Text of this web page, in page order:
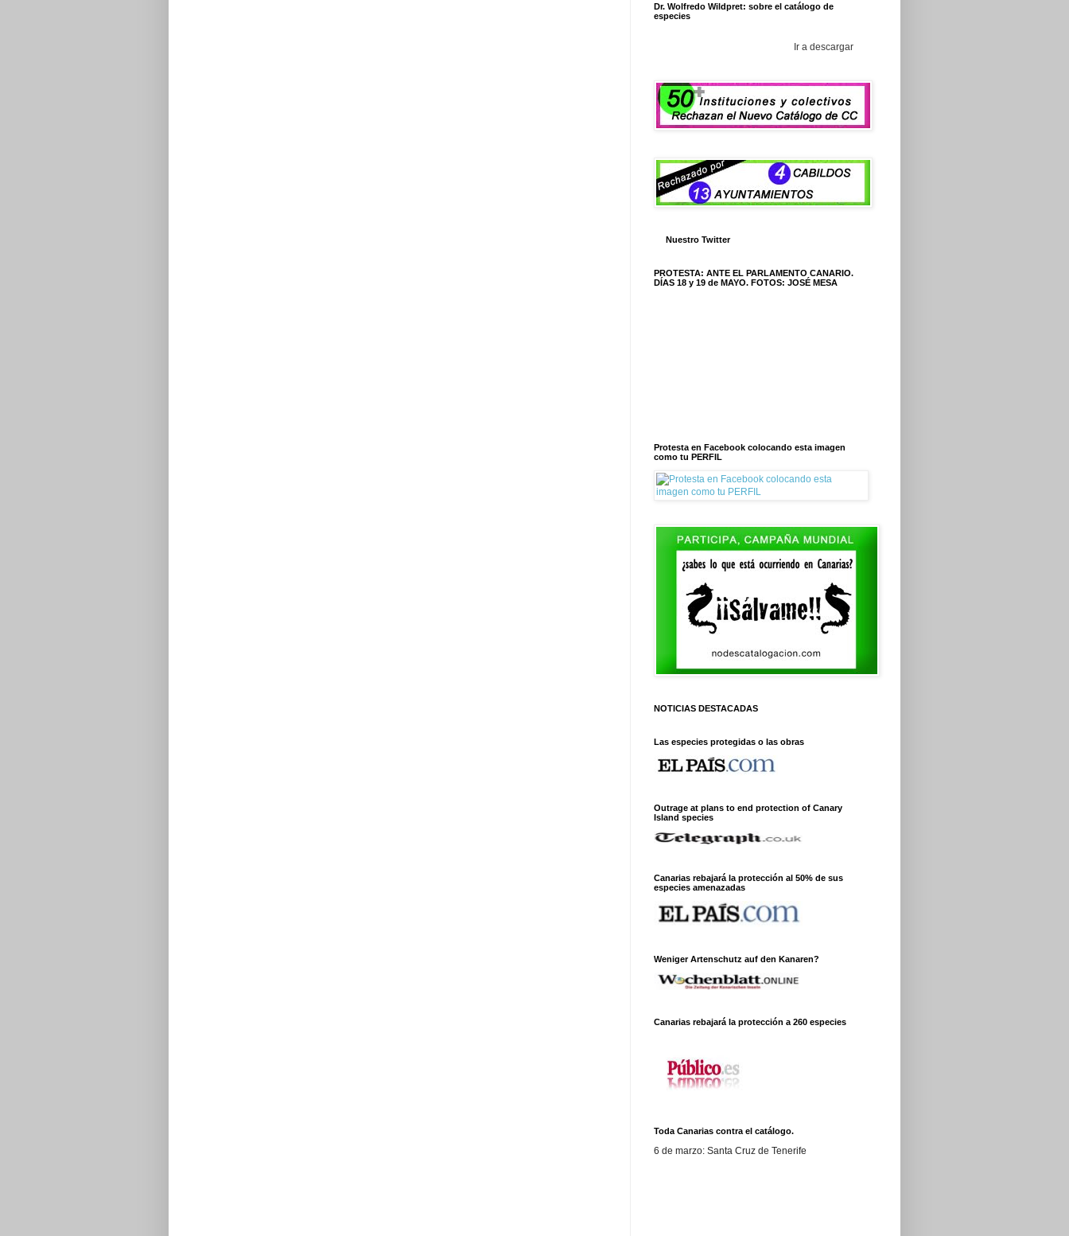
Dr. Wolfredo Wildpret: sobre el catálogo de
especies
Ir a descargar
Nuestro Twitter
PROTESTA: ANTE EL PARLAMENTO CANARIO.
DÍAS 18 y 19 de MAYO. FOTOS: JOSÉ MESA
Protesta en Facebook colocando esta imagen
como tu PERFIL
NOTICIAS DESTACADAS
Las especies protegidas o las obras
Outrage at plans to end protection of Canary
Island species
Canarias rebajará la protección al 50% de sus
especies amenazadas
Weniger Artenschutz auf den Kanaren?
Canarias rebajará la protección a 260 especies
Toda Canarias contra el catálogo.
6 de marzo: Santa Cruz de Tenerife